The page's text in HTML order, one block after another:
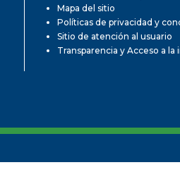
Mapa del sitio
Políticas de privacidad y
Sitio de atención al usuario
Transparencia y Acceso a la